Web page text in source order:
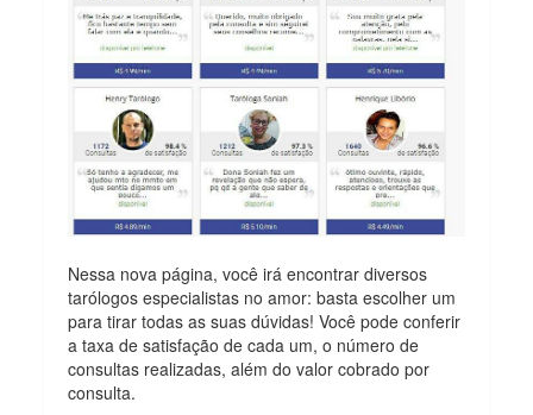
Nessa nova página, você irá encontrar diversos
tarólogos especialistas no amor: basta escolher um
para tirar todas as suas dúvidas! Você pode conferir
a taxa de satisfação de cada um, o número de
consultas realizadas, além do valor cobrado por
consulta.